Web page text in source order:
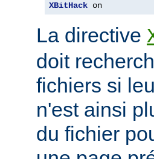
XBitHack on
La directive
doit
fichiers si
n'est ainsi
du fichier